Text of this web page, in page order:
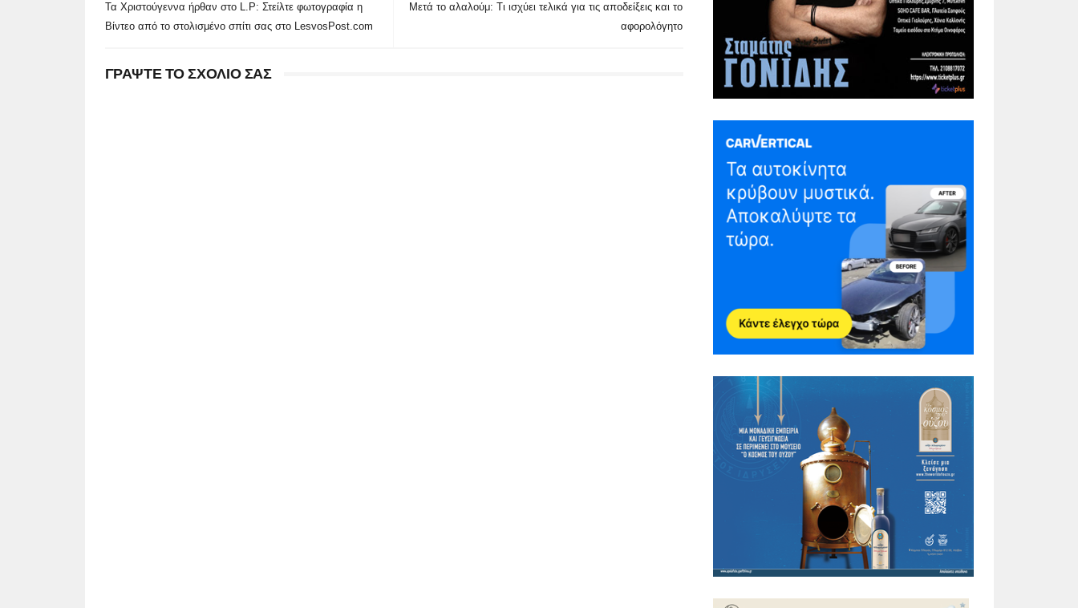
Μετά το αλαλούμ: Τι ισχύει τελικά για τις αποδείξεις και το
αφορολόγητο
Τα Χριστούγεννα ήρθαν στο L.P: Στείλτε φωτογραφία η
Βίντεο από το στολισμένο σπίτι σας στο LesvosPost.com
ΓΡΑΨΤΕ ΤΟ ΣΧΟΛΙΟ ΣΑΣ